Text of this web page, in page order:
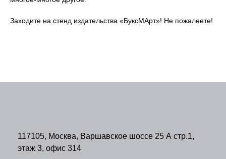
Заходите на стенд издательства «БуксМАрт»! Не пожалеете!
117105, Москва, Варшавское шоссе 25 А стр.1,
этаж 3, офис 314